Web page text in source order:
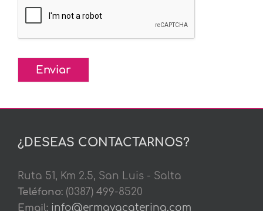
Enviar
¿DESEAS CONTACTARNOS?
Ruta 51, Km 2.5, San Luis - Salta
Teléfono: (0387) 499-8520
Email: info@ermayacatering.com